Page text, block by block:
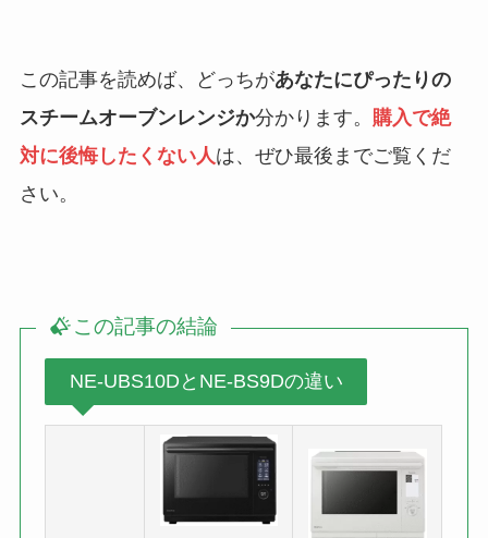
この記事を読めば、どっちがあなたにぴったりの
スチームオーブンレンジか分かります。 購入で絶
対に後悔したくない人 は、ぜひ最後までご覧くだ
さい。
この記事の結論
NE-UBS10DとNE-BS9Dの違い